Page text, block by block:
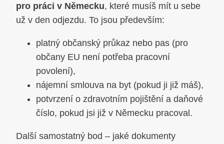
pro práci v Německu, které musíš mít u sebe
už v den odjezdu. To jsou především:
platný občanský průkaz nebo pas (pro
občany EU není potřeba pracovní
povolení),
nájemní smlouva na byt (pokud ji již máš),
potvrzení o zdravotním pojištění a daňové
číslo, pokud jsi již v Německu pracoval.
Další samostatný bod – jaké dokumenty